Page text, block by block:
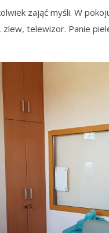
zająć myśli. W
zlew, telewizor. Panie